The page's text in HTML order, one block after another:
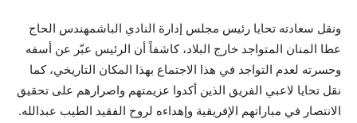
ونقل سعادته تحايا رئيس مجلس إدارة النادي الباشمهندس الحاج
عطا المنان المتواجد خارج البلاد، كاشفاً أن الرئيس عبّر عن أسفه
وحسرته لعدم التواجد في هذا الاجتماع بهذا المكان التاريخي، كما
نقل تحايا لاعبي الفريق الذين أكدوا عزيمتهم واصرارهم على تحقيق
الانتصار في مباراتهم الإفريقية وإهداءه لروح الفقيد الطيب عبدالله.